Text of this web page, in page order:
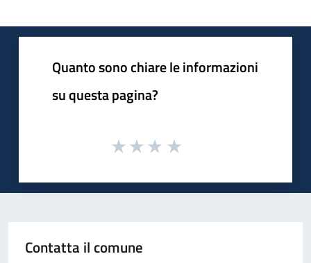
Quanto sono chiare le informazioni
su questa pagina?
Contatta il comune